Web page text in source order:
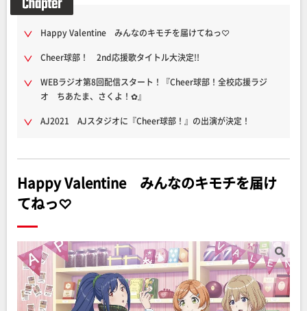
Happy Valentine みんなのキモチを届けてねっ♡
Cheer球部！ 2nd応援歌タイトル大決定!!
WEBラジオ第8回配信スタート！『Cheer球部！全校応援ラジ
オ ちあたま、さくよ！✿』
AJ2021 AJスタジオに『Cheer球部！』の出演が決定！
Happy Valentine みんなのキモチを届け
てねっ♡